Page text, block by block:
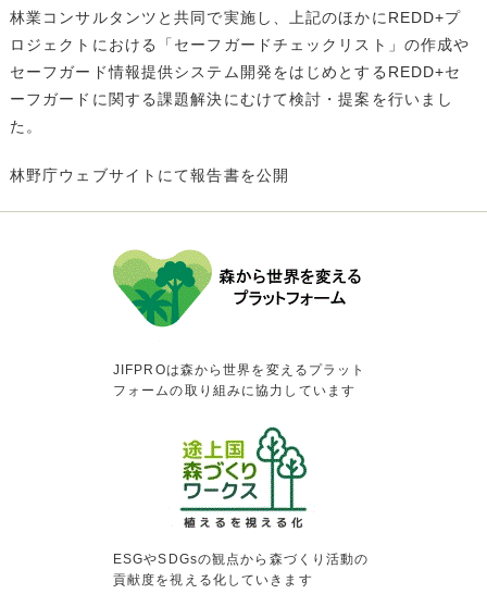
林業コンサルタンツと共同で実施し、上記のほかにREDD+プ
ロジェクトにおける「セーフガードチェックリスト」の作成や
セーフガード情報提供システム開発をはじめとするREDD+セ
ーフガードに関する課題解決にむけて検討・提案を行いまし
た。
林野庁ウェブサイトにて報告書を公開
JIFPROは森から世界を変えるプラット
フォームの取り組みに協力しています
ESGやSDGsの観点から森づくり活動の
貢献度を視える化していきます